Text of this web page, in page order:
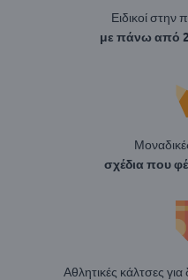
Ειδικοί στην
με πάνω από
σχέδια που
Αθλητικές κάλτσες